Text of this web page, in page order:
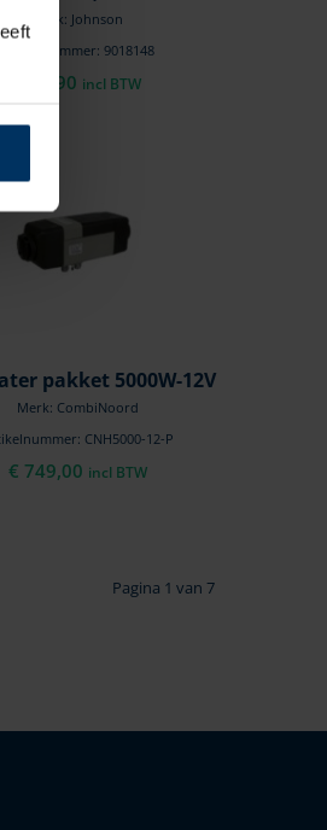
Merk: Johnson
Artikelnummer: 9018148
64,90 incl BTW
pakket 5000W-12V
Merk: CombiNoord
CNH5000-12-P
€ 749,00 incl BTW
Pagina 1 van 7